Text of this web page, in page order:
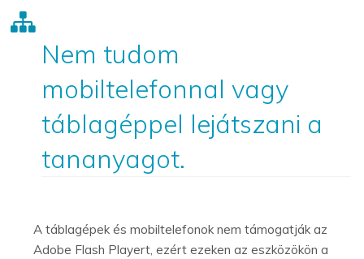
Nem tudom
mobiltelefonnal vagy
táblagéppel lejátszani a
tananyagot.
A táblagépek és mobiltelefonok nem támogatják az
Adobe Flash Playert, ezért ezeken az eszközökön a